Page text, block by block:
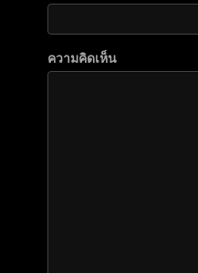
ความคิดเห็น